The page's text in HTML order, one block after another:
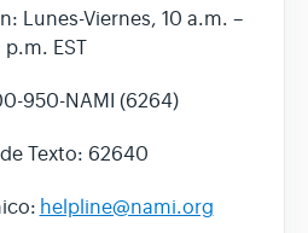
Lunes-Viernes, 10 a.m. –
p.m. EST
950-NAMI (6264)
Texto: 62640
helpline@nami.org